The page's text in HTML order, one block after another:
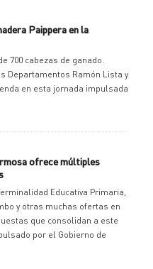
Paippera en la
700 cabezas de ganado.
Departamentos Ramón Lista y
en esta jornada impulsada
ofrece múltiples
Educativa Primaria,
y otras muchas ofertas en
que consolidan a este
por el Gobierno de